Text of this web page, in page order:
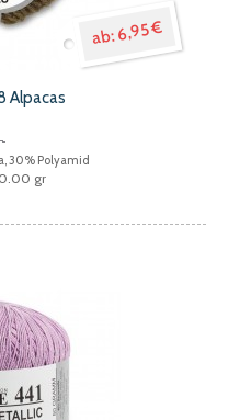
6,95 €
Alpacas
30% Polyamid
gr